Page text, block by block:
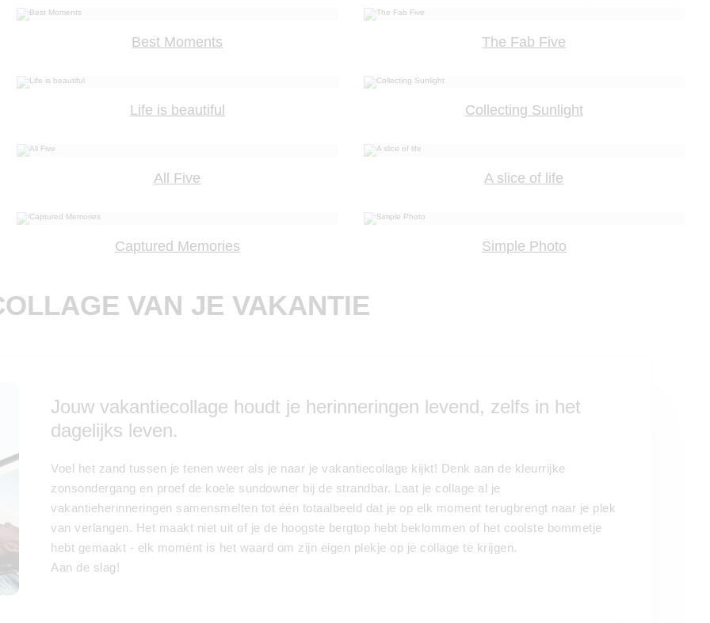
Best Moments The Fab Five
Life is beautiful Collecting Sunlight
All Five A slice of life
Captured Memories Simple Photo
VAN JE VAKANTIE
Jouw vakantiecollage houdt je herinneringen levend, zelfs in het
dagelijks leven.
Voel het zand tussen je tenen weer als je naar je vakantiecollage kijkt! Denk aan de kleurrijke
zonsondergang en proef de koele sundowner bij de strandbar. Laat je collage al je
vakantieherinneringen samensmelten tot één totaalbeeld dat je op elk moment terugbrengt naar je plek
van verlangen. Het maakt niet uit of je de hoogste bergtop hebt beklommen of het coolste bommetje
hebt gemaakt - elk moment is het waard om zijn eigen plekje op je collage te krijgen.
Aan de slag!